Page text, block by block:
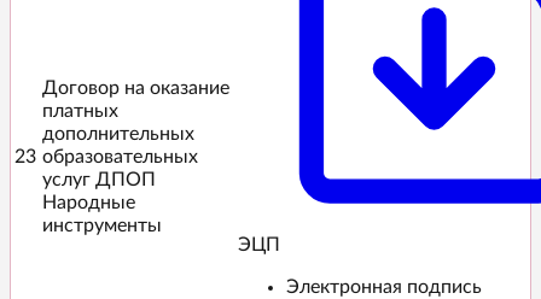
23
Договор на оказание
платных
дополнительных
образовательных
услуг ДПОП
Народные
инструменты
ЭЦП️
Электронная подпись